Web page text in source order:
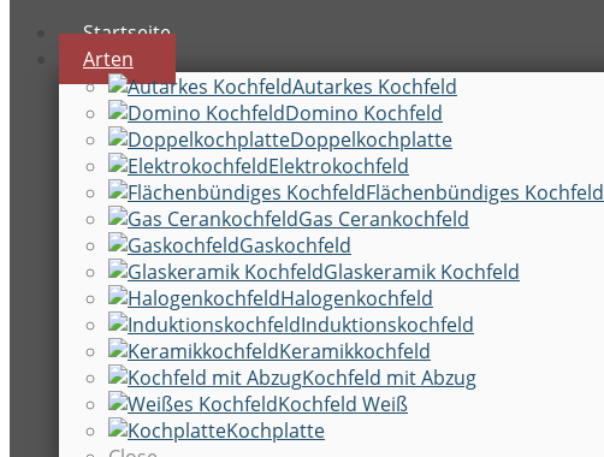
Startseite
Arten
Autarkes Kochfeld
Domino Kochfeld
Doppelkochplatte
Elektrokochfeld
Flächenbündiges Kochfeld
Gas Cerankochfeld
Gaskochfeld
Glaskeramik Kochfeld
Halogenkochfeld
Induktionskochfeld
Keramikkochfeld
Kochfeld mit Abzug
Kochfeld Weiß
Kochplatte